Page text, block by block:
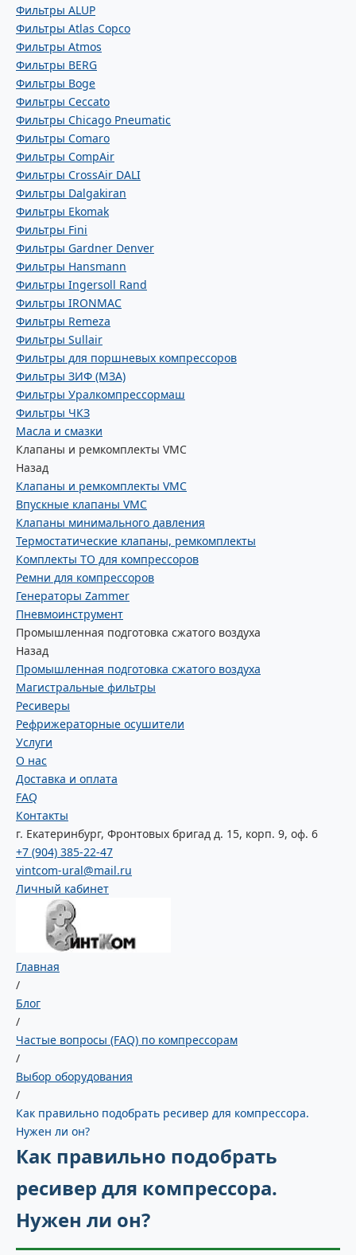
Фильтры ALUP
Фильтры Atlas Copco
Фильтры Atmos
Фильтры BERG
Фильтры Boge
Фильтры Ceccato
Фильтры Chicago Pneumatic
Фильтры Comaro
Фильтры CompAir
Фильтры CrossAir DALI
Фильтры Dalgakiran
Фильтры Ekomak
Фильтры Fini
Фильтры Gardner Denver
Фильтры Hansmann
Фильтры Ingersoll Rand
Фильтры IRONMAC
Фильтры Remeza
Фильтры Sullair
Фильтры для поршневых компрессоров
Фильтры ЗИФ (МЗА)
Фильтры Уралкомпрессормаш
Фильтры ЧКЗ
Масла и смазки
Клапаны и ремкомплекты VMC
Назад
Клапаны и ремкомплекты VMC
Впускные клапаны VMC
Клапаны минимального давления
Термостатические клапаны, ремкомплекты
Комплекты ТО для компрессоров
Ремни для компрессоров
Генераторы Zammer
Пневмоинструмент
Промышленная подготовка сжатого воздуха
Назад
Промышленная подготовка сжатого воздуха
Магистральные фильтры
Ресиверы
Рефрижераторные осушители
Услуги
О нас
Доставка и оплата
FAQ
Контакты
г. Екатеринбург, Фронтовых бригад д. 15, корп. 9, оф. 6
+7 (904) 385-22-47
vintcom-ural@mail.ru
Личный кабинет
Главная
/
Блог
/
Частые вопросы (FAQ) по компрессорам
/
Выбор оборудования
/
Как правильно подобрать ресивер для компрессора.
Нужен ли он?
Как правильно подобрать
ресивер для компрессора.
Нужен ли он?